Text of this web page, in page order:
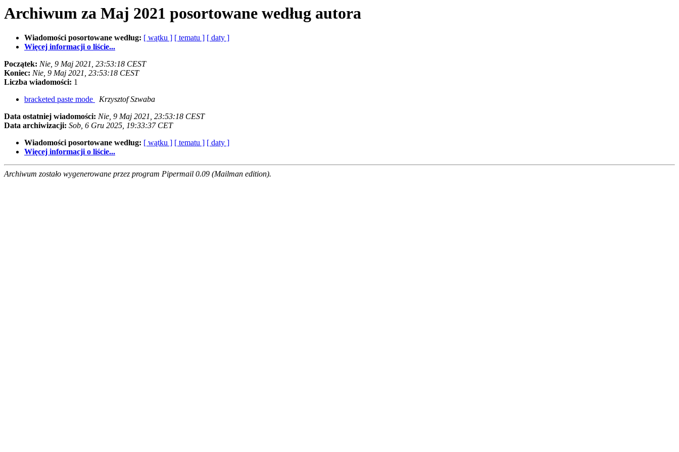
Archiwum za Maj 2021 posortowane według autora
Wiadomości posortowane według: [ wątku ] [ tematu ] [ daty ]
Więcej informacji o liście...
Początek: Nie, 9 Maj 2021, 23:53:18 CEST
Koniec: Nie, 9 Maj 2021, 23:53:18 CEST
Liczba wiadomości: 1
bracketed paste mode
Krzysztof Szwaba
Data ostatniej wiadomości: Nie, 9 Maj 2021, 23:53:18 CEST
Data archiwizacji: Sob, 6 Gru 2025, 19:33:37 CET
Wiadomości posortowane według: [ wątku ] [ tematu ] [ daty ]
Więcej informacji o liście...
Archiwum zostało wygenerowane przez program Pipermail 0.09 (Mailman edition).